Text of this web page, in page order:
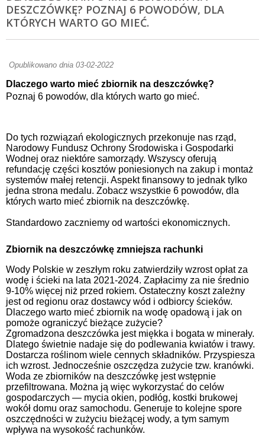
DESZCZÓWKĘ? POZNAJ 6 POWODÓW, DLA
KTÓRYCH WARTO GO MIEĆ.
Opublikowano dnia 03-02-2022
Dlaczego warto mieć zbiornik na deszczówkę?
Poznaj 6 powodów, dla których warto go mieć.
Do tych rozwiązań ekologicznych przekonuje nas rząd,
Narodowy Fundusz Ochrony Środowiska i Gospodarki
Wodnej oraz niektóre samorządy. Wszyscy oferują
refundację części kosztów poniesionych na zakup i montaż
systemów małej retencji. Aspekt finansowy to jednak tylko
jedna strona medalu. Zobacz wszystkie 6 powodów, dla
których warto mieć zbiornik na deszczówkę.
Standardowo zaczniemy od wartości ekonomicznych.
Zbiornik na deszczówkę zmniejsza rachunki
Wody Polskie w zeszłym roku zatwierdziły wzrost opłat za
wodę i ścieki na lata 2021-2024. Zapłacimy za nie średnio
9-10% więcej niż przed rokiem. Ostateczny koszt zależny
jest od regionu oraz dostawcy wód i odbiorcy ścieków.
Dlaczego warto mieć zbiornik na wodę opadową i jak on
pomoże ograniczyć bieżące zużycie?
Zgromadzona deszczówka jest miękka i bogata w minerały.
Dlatego świetnie nadaje się do podlewania kwiatów i trawy.
Dostarcza roślinom wiele cennych składników. Przyspiesza
ich wzrost. Jednocześnie oszczędza zużycie tzw. kranówki.
Woda ze zbiorników na deszczówkę jest wstępnie
przefiltrowana. Można ją więc wykorzystać do celów
gospodarczych — mycia okien, podłóg, kostki brukowej
wokół domu oraz samochodu. Generuje to kolejne spore
oszczędności w zużyciu bieżącej wody, a tym samym
wpływa na wysokość rachunków.